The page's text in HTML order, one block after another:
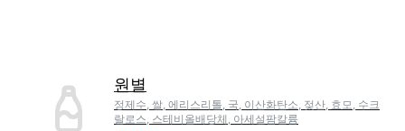
원별
정제수, 쌀, 에리스리톨, 국, 이산화탄소, 젖산, 효모, 수크
랄로스, 스테비올배당체, 아세설팜칼륨